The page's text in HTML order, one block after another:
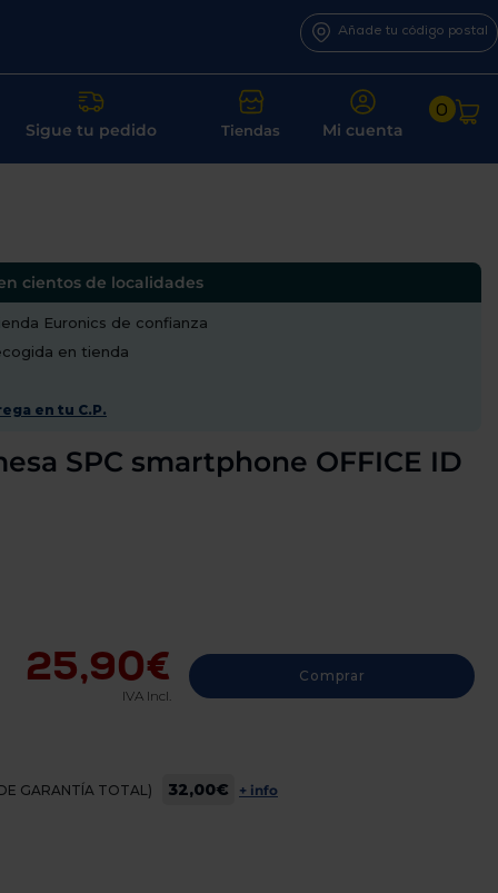
Añade tu código postal
Sigue tu pedido Tiendas Mi cuenta
0
cientos de localidades
Euronics de confianza
en tienda
en tu C.P.
SPC smartphone OFFICE ID
25,90€
IVA Incl.
Comprar
GARANTÍA TOTAL) 32,00€ + info